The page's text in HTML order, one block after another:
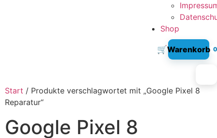
Shop
🛒Warenkorb
Start / Produkte verschlagwortet mit „Google Pixel 8
Reparatur“
Google Pixel 8